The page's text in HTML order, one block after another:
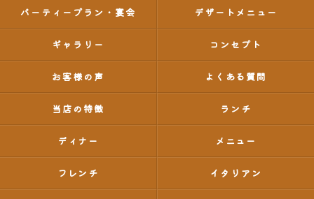
パーティープラン・宴会 デザートメニュー
ギャラリー コンセプト
お客様の声 よくある質問
当店の特徴 ランチ
ディナー メニュー
フレンチ イタリアン